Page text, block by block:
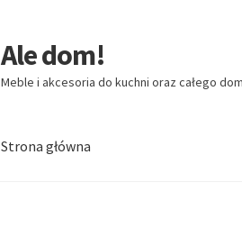
Przejdź
do
nawigacji
Przejdź
do
treści
Ale dom!
Meble i akcesoria do kuchni oraz całego
Strona główna